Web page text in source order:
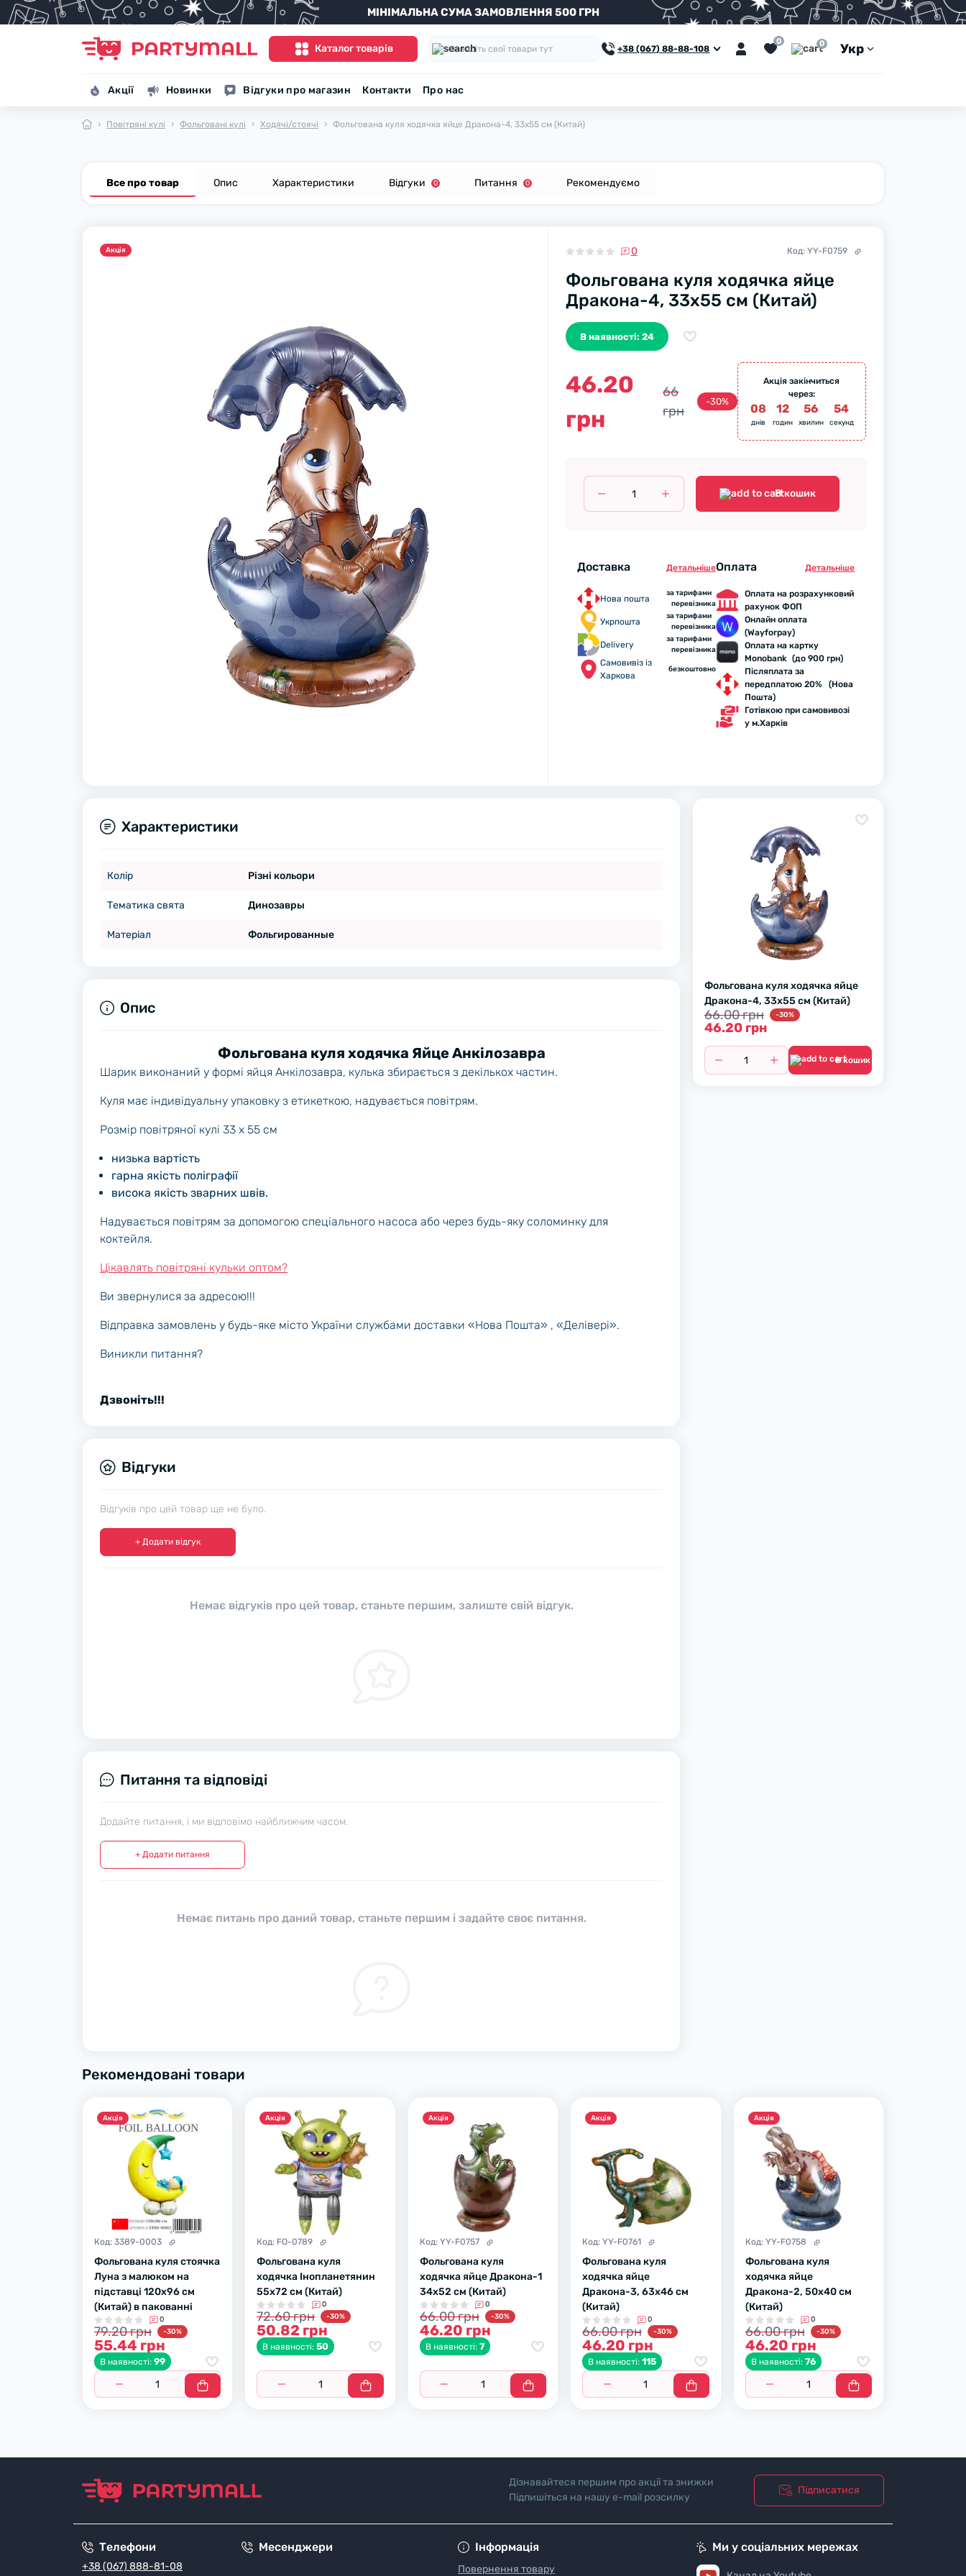
МІНІМАЛЬНА СУМА ЗАМОВЛЕННЯ 500 ГРН
Каталог товарів +38 (067) 88-88-108
0 0 Укр
Акції Новинки Відгуки про магазин Контакти Про нас
Повітряні кулі Фольговані кулі Ходячі/стоячі Фольгована куля ходячка яйце Дракона-4, 33х55 см (Китай)
Все про товар Опис Характеристики Відгуки 0 Питання 0 Рекомендуємо
Акцiя 0 Код: YY-F0759
Фольгована куля ходячка яйце
Дракона-4, 33х55 см (Китай)
В наявності: 24
46.20
грн
66
грн
-30%
Акція закінчиться
через:
08
днів
12
годин
56
хвилин
54
секунд
В кошик
Доставка Детальнiше
Нова пошта
за тарифами
перевізника
Укрпошта
за тарифами
перевізника
Delivery
за тарифами
перевізника
Самовивіз із
Харкова
безкоштовно
Оплата Детальнiше
Оплата на розрахунковий
рахунок ФОП
Онлайн оплата
(Wayforpay)
Оплата на картку
Monobank (до 900 грн)
Післяплата за
передплатою 20% (Нова
Пошта)
Готівкою при самовивозі
у м.Харків
Фольгована куля ходячка яйце
Дракона-4, 33х55 см (Китай)
66.00 грн -30%
46.20 грн
В кошик
Характеристики
Колір Різні кольори
Тематика свята Динозавры
Матеріал Фольгированные
Опис
Фольгована куля ходячка Яйце Анкілозавра
Шарик виконаний у формі яйця Анкілозавра, кулька збирається з декількох частин.
Куля має індивідуальну упаковку з етикеткою, надувається повітрям.
Розмір повітряної кулі 33 х 55 см
низька вартість
гарна якість поліграфії
висока якість зварних швів.
Надувається повітрям за допомогою спеціального насоса або через будь-яку соломинку для
коктейля.
Цікавлять повітряні кульки оптом?
Ви звернулися за адресою!!!
Відправка замовлень у будь-яке місто України службами доставки «Нова Пошта» , «Делівері».
Виникли питання?
Дзвоніть!!!
Відгуки
Відгуків про цей товар ще не було.
+ Додати відгук
Немає відгуків про цей товар, станьте першим, залиште свій відгук.
Питання та відповіді
Додайте питання, і ми відповімо найближчим часом.
+ Додати питання
Немає питань про даний товар, станьте першим і задайте своє питання.
Рекомендовані товари
Акцiя
Код: 3389-0003
Фольгована куля стоячка
Луна з малюком на
підставці 120х96 см
(Китай) в пакованні
0
79.20 грн -30%
55.44 грн
В наявності: 99
Акцiя
Код: FO-0789
Фольгована куля
ходячка Інопланетянин
55х72 см (Китай)
0
72.60 грн -30%
50.82 грн
В наявності:50
Акцiя
Код: YY-F0757
Фольгована куля
ходячка яйце Дракона-1
34х52 см (Китай)
0
66.00 грн -30%
46.20 грн
В наявності: 7
Акцiя
Код:YY-F0761
Фольгована куля
ходячка яйце
Дракона-3, 63х46 см
(Китай)
0
66.00 грн -30%
46.20 грн
В наявності:115
Акцiя
Код: YY-F0758
Фольгована куля
ходячка яйце
Дракона-2, 50х40 см
(Китай)
0
66.00 грн -30%
46.20 грн
В наявності: 76
Дізнавайтеся першим про акції та знижки
Підпишіться на нашу e-mail розсилку
Підписатися
Телефони
+38 (067) 888-81-08
Месенджери Інформація
Повернення товару
Ми у соціальних мережах